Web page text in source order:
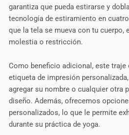
garantiza que pueda estirarse y
tecnología de estiramiento en
que la tela se mueva con tu cuerpo,
molestia o restricción.
Como beneficio adicional, este traje
etiqueta de impresión
agregar su nombre o cualquier otra
diseño. Además, ofrecemos
personalizados, lo que le permite
durante su práctica de yoga.